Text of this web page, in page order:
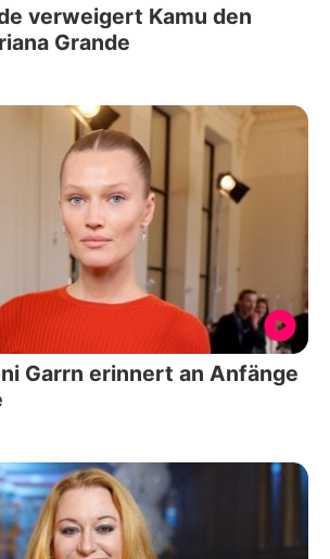
verweigert Kamu den
Grande
Garrn erinnert an Anfänge